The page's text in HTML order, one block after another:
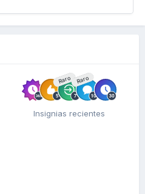
Raro Raro
Insignias recientes